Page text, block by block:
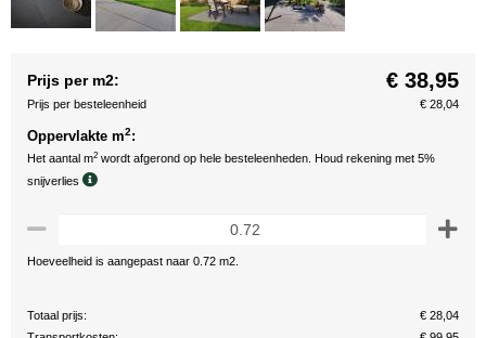
Prijs per m2: € 38,95
Prijs per besteleenheid € 28,04
Oppervlakte m2:
Het aantal m2 wordt afgerond op hele besteleenheden. Houd rekening met 5%
snijverlies
Hoeveelheid is aangepast naar 0.72 m2.
Totaal prijs:
€ 28,04